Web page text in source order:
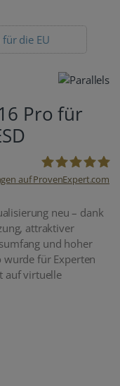
die EU
Pro für
oemhandel24
auf ProvenExpert.com
neu – dank
attraktiver
und hoher
wurde für Experten
auf virtuelle